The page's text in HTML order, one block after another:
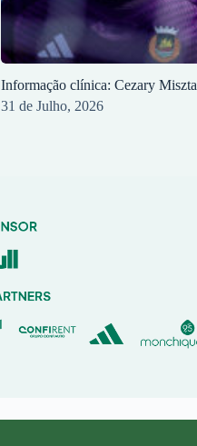
Informação clínica: Cezary Miszta
31 de Julho, 2026